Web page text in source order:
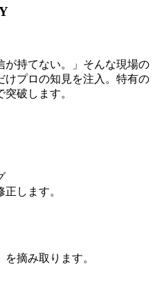
が持てない。」そんな現場の
けプロの知見を注入。特有の
破します。
します。
摘み取ります。